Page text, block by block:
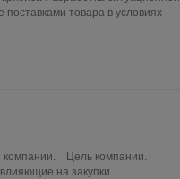
поставками товара в условиях
компании. Цель компании.
на закупки. ...